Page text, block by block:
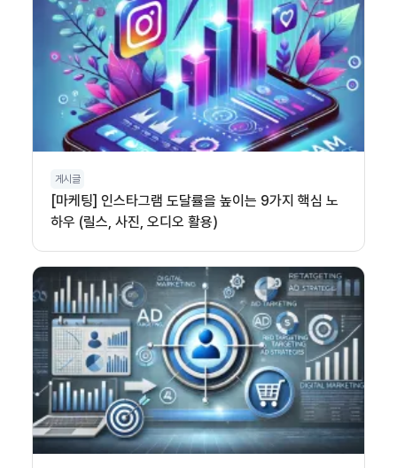
게시글
[마케팅] 인스타그램 도달률을 높이는 9가지 핵심 노
하우 (릴스, 사진, 오디오 활용)